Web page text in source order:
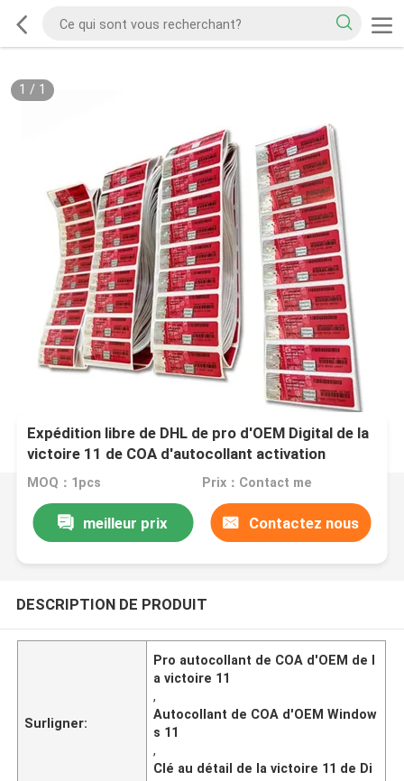
1 / 1
Expédition libre de DHL de pro d'OEM Digital de la
victoire 11 de COA d'autocollant activation
principale au détail en ligne de la victoire 11 pro
MOQ：1pcs Prix：Contact me
meilleur prix Contactez nous
DESCRIPTION DE PRODUIT
Surligner:
Pro autocollant de COA d'OEM de l
a victoire 11
,
Autocollant de COA d'OEM Window
s 11
,
Clé au détail de la victoire 11 de Di